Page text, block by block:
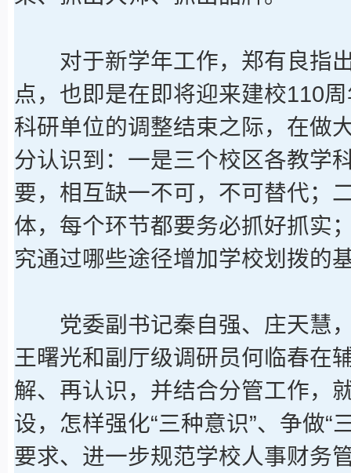
对于新学年工作，郑有良指出
点，也即是在即将迎来建校110
科研单位的调整结束之际，在做
分认识到：一是三个校区各教学
要，相互缺一不可，不可替代；
体，每个环节都要务必抓好抓实
究通过哪些途径增加学校划拨的
党委副书记秦自强、庄天慧，
王曙光和副厅级调研员何临春在
解、再认识，并结合分管工作，
设，怎样强化“三种意识”、争做
要求、进一步规范学校人事财务